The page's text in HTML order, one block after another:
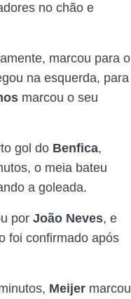
no chão e
marcou para o
na esquerda, para
marcou o seu
gol do Benfica,
o meia bateu
a goleada.
por João Neves, e
foi confirmado após
Meijer marcou